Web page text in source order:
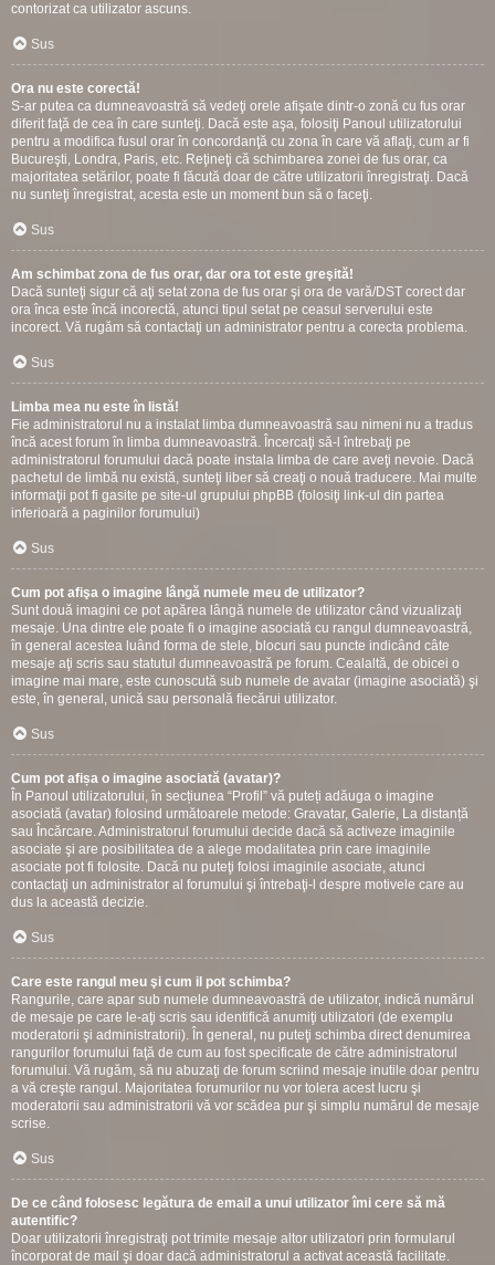
contorizat ca utilizator ascuns.
Sus
Ora nu este corectă!
S-ar putea ca dumneavoastră să vedeţi orele afişate dintr-o zonă cu fus orar
diferit faţă de cea în care sunteţi. Dacă este aşa, folosiţi Panoul utilizatorului
pentru a modifica fusul orar în concordanţă cu zona în care vă aflaţi, cum ar fi
Bucureşti, Londra, Paris, etc. Reţineţi că schimbarea zonei de fus orar, ca
majoritatea setărilor, poate fi făcută doar de către utilizatorii înregistraţi. Dacă
nu sunteţi înregistrat, acesta este un moment bun să o faceţi.
Sus
Am schimbat zona de fus orar, dar ora tot este greşită!
Dacă sunteţi sigur că aţi setat zona de fus orar şi ora de vară/DST corect dar
ora înca este încă incorectă, atunci tipul setat pe ceasul serverului este
incorect. Vă rugăm să contactaţi un administrator pentru a corecta problema.
Sus
Limba mea nu este în listă!
Fie administratorul nu a instalat limba dumneavoastră sau nimeni nu a tradus
încă acest forum în limba dumneavoastră. Încercaţi să-l întrebaţi pe
administratorul forumului dacă poate instala limba de care aveţi nevoie. Dacă
pachetul de limbă nu există, sunteţi liber să creaţi o nouă traducere. Mai multe
informaţii pot fi gasite pe site-ul grupului phpBB (folosiţi link-ul din partea
inferioară a paginilor forumului)
Sus
Cum pot afişa o imagine lângă numele meu de utilizator?
Sunt două imagini ce pot apărea lângă numele de utilizator când vizualizaţi
mesaje. Una dintre ele poate fi o imagine asociată cu rangul dumneavoastră,
în general acestea luând forma de stele, blocuri sau puncte indicând câte
mesaje aţi scris sau statutul dumneavoastră pe forum. Cealaltă, de obicei o
imagine mai mare, este cunoscută sub numele de avatar (imagine asociată) şi
este, în general, unică sau personală fiecărui utilizator.
Sus
Cum pot afișa o imagine asociată (avatar)?
În Panoul utilizatorului, în secțiunea “Profil” vă puteți adăuga o imagine
asociată (avatar) folosind următoarele metode: Gravatar, Galerie, La distanță
sau Încărcare. Administratorul forumului decide dacă să activeze imaginile
asociate şi are posibilitatea de a alege modalitatea prin care imaginile
asociate pot fi folosite. Dacă nu puteţi folosi imaginile asociate, atunci
contactaţi un administrator al forumului şi întrebaţi-l despre motivele care au
dus la această decizie.
Sus
Care este rangul meu şi cum il pot schimba?
Rangurile, care apar sub numele dumneavoastră de utilizator, indică numărul
de mesaje pe care le-aţi scris sau identifică anumiţi utilizatori (de exemplu
moderatorii şi administratorii). În general, nu puteţi schimba direct denumirea
rangurilor forumului faţă de cum au fost specificate de către administratorul
forumului. Vă rugăm, să nu abuzaţi de forum scriind mesaje inutile doar pentru
a vă creşte rangul. Majoritatea forumurilor nu vor tolera acest lucru şi
moderatorii sau administratorii vă vor scădea pur şi simplu numărul de mesaje
scrise.
Sus
De ce când folosesc legătura de email a unui utilizator îmi cere să mă
autentific?
Doar utilizatorii înregistraţi pot trimite mesaje altor utilizatori prin formularul
încorporat de mail şi doar dacă administratorul a activat această facilitate.